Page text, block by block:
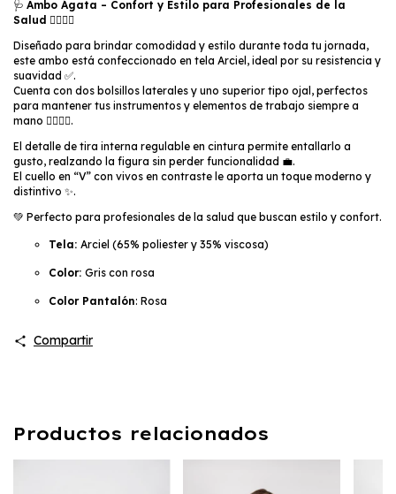
🩺 Ambo Ágata – Confort y Estilo para Profesionales de la
Salud 👩‍⚕️👨‍⚕️
Diseñado para brindar comodidad y estilo durante toda tu jornada,
este ambo está confeccionado en tela Arciel, ideal por su resistencia y
suavidad ✅.
Cuenta con dos bolsillos laterales y uno superior tipo ojal, perfectos
para mantener tus instrumentos y elementos de trabajo siempre a
mano 🧑‍⚕️👨‍⚕️.
El detalle de tira interna regulable en cintura permite entallarlo a
gusto, realzando la figura sin perder funcionalidad 💼.
El cuello en “V” con vivos en contraste le aporta un toque moderno y
distintivo ✨.
💚 Perfecto para profesionales de la salud que buscan estilo y confort.
Tela: Arciel (65% poliester y 35% viscosa)
Color: Gris con rosa
Color Pantalón: Rosa
Compartir
Productos relacionados